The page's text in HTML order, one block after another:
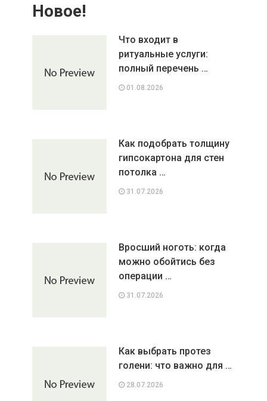
Новое!
Что входит в
ритуальные услуги:
полный перечень …
01.08.2026
Как подобрать толщину
гипсокартона для стен
потолка …
31.07.2026
Вросший ноготь: когда
можно обойтись без
операции …
31.07.2026
Как выбрать протез
голени: что важно для …
28.07.2026